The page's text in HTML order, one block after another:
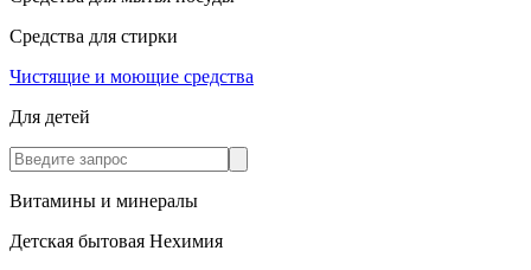
Средства для стирки
Чистящие и моющие средства
Для детей
Витамины и минералы
Детская бытовая Нехимия